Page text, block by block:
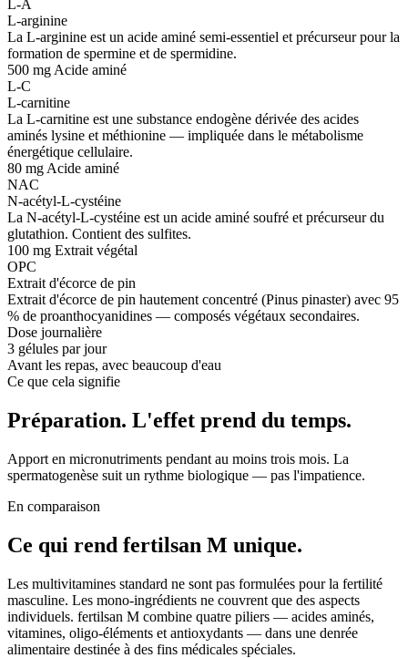
L-A
L-arginine
La L-arginine est un acide aminé semi-essentiel et précurseur pour la
formation de spermine et de spermidine.
500 mg Acide aminé
L-C
L-carnitine
La L-carnitine est une substance endogène dérivée des acides
aminés lysine et méthionine — impliquée dans le métabolisme
énergétique cellulaire.
80 mg Acide aminé
NAC
N-acétyl-L-cystéine
La N-acétyl-L-cystéine est un acide aminé soufré et précurseur du
glutathion. Contient des sulfites.
100 mg Extrait végétal
OPC
Extrait d'écorce de pin
Extrait d'écorce de pin hautement concentré (Pinus pinaster) avec 95
% de proanthocyanidines — composés végétaux secondaires.
Dose journalière
3 gélules par jour
Avant les repas, avec beaucoup d'eau
Ce que cela signifie
Préparation. L'effet prend du temps.
Apport en micronutriments pendant au moins trois mois. La
spermatogenèse suit un rythme biologique — pas l'impatience.
En comparaison
Ce qui rend fertilsan M unique.
Les multivitamines standard ne sont pas formulées pour la fertilité
masculine. Les mono-ingrédients ne couvrent que des aspects
individuels. fertilsan M combine quatre piliers — acides aminés,
vitamines, oligo-éléments et antioxydants — dans une denrée
alimentaire destinée à des fins médicales spéciales.